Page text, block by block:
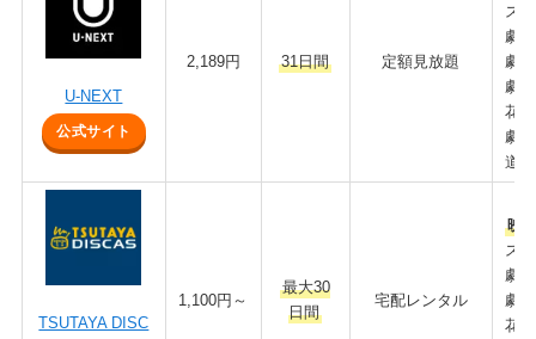
U-NEXT
公式サイト
2,189円 31日間 定額見放題
ス
劇
劇
劇
花道
劇
道
TSUTAYA DISC
1,100円～
最大30
日間
宅配レンタル
映
ス
劇
劇
花道